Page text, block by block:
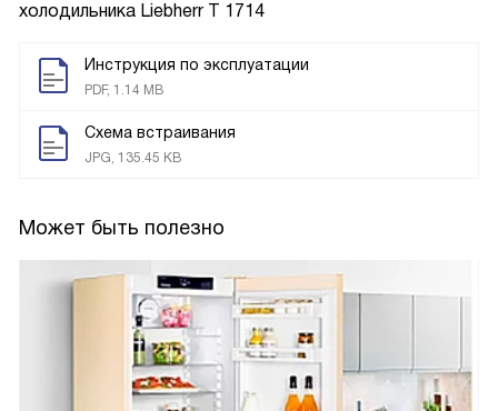
холодильника Liebherr T 1714
Инструкция по эксплуатации
PDF, 1.14 MB
Схема встраивания
JPG, 135.45 KB
Может быть полезно